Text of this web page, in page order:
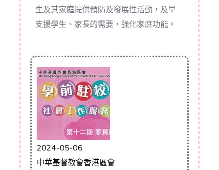
生及其家庭提供預防及發展性活動，及早
支援學生、家長的需要，強化家庭功能。
2024-05-06
中華基督教會香港區會